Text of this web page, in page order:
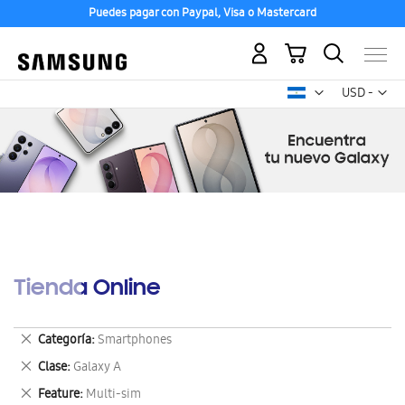
Puedes pagar con Paypal, Visa o Mastercard
USD -
dólar
Mi carrito
Tienda Online
Categoría Smartphones
Eliminar
este
artículo
Clase Galaxy A
Eliminar
este
Feature Multi-sim
Eliminar